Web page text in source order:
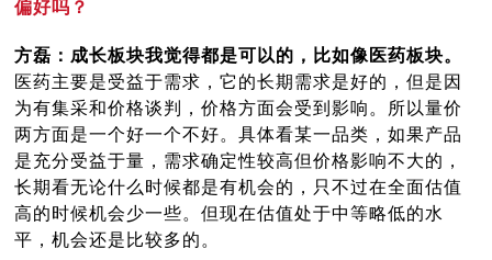
偏好吗？
方磊：成长板块我觉得都是可以的，比如像医药板块。
医药主要是受益于需求，它的长期需求是好的，但是因
为有集采和价格谈判，价格方面会受到影响。所以量价
两方面是一个好一个不好。具体看某一品类，如果产品
是充分受益于量，需求确定性较高但价格影响不大的，
长期看无论什么时候都是有机会的，只不过在全面估值
高的时候机会少一些。但现在估值处于中等略低的水
平，机会还是比较多的。